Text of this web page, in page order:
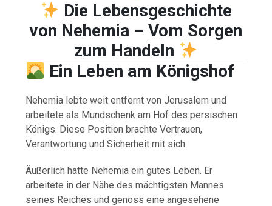
Die Lebensgeschichte
von Nehemia – Vom Sorgen
zum Handeln
Ein Leben am Königshof
Nehemia lebte weit entfernt von Jerusalem und
arbeitete als Mundschenk am Hof des persischen
Königs. Diese Position brachte Vertrauen,
Verantwortung und Sicherheit mit sich.
Äußerlich hatte Nehemia ein gutes Leben. Er
arbeitete in der Nähe des mächtigsten Mannes
seines Reiches und genoss eine angesehene